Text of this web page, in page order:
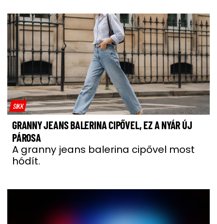
SIKK
GRANNY JEANS BALERINA CIPŐVEL, EZ A NYÁR ÚJ
PÁROSA
A granny jeans balerina cipővel most
hódít.